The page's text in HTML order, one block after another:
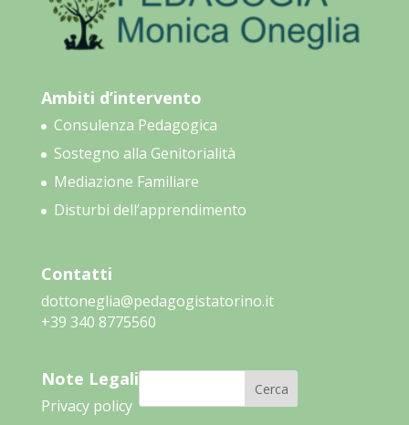
Ambiti d’intervento
Consulenza Pedagogica
Sostegno alla Genitorialità
Mediazione Familiare
Disturbi dell’apprendimento
Contatti
dottoneglia@pedagogistatorino.it
‭+39 340 8775560‬
Note Legali
Privacy policy
Cerca